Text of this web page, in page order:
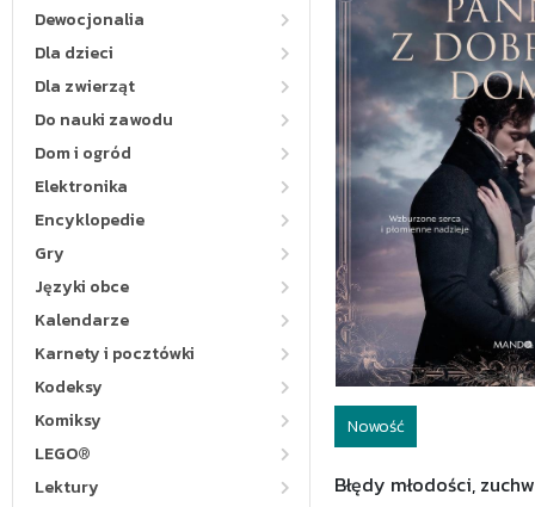
Dewocjonalia
Dla dzieci
Dla zwierząt
Do nauki zawodu
Dom i ogród
Elektronika
Encyklopedie
Gry
Języki obce
Kalendarze
Karnety i pocztówki
Kodeksy
Komiksy
LEGO®
Lektury
Nowość
Błędy młodości,